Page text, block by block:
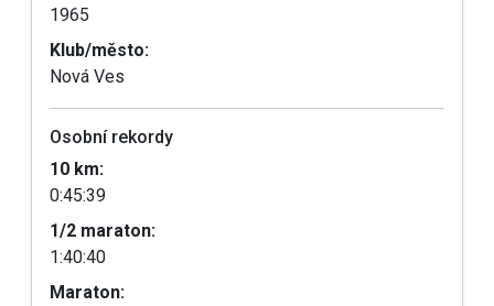
1965
Klub/město:
Nová Ves
Osobní rekordy
10 km:
0:45:39
1/2 maraton:
1:40:40
Maraton: